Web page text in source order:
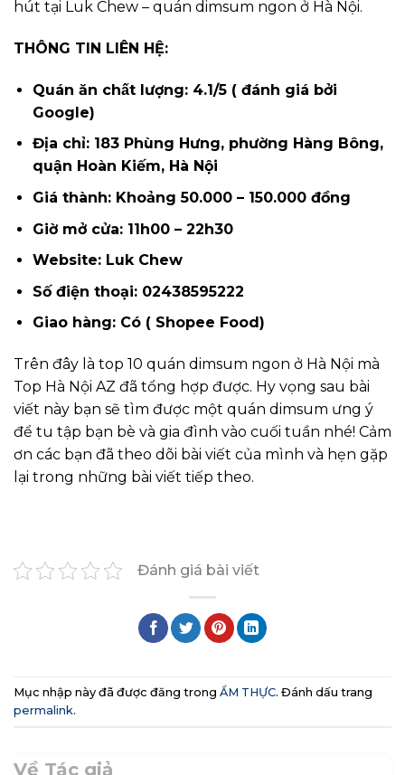
hút tại Luk Chew – quán dimsum ngon ở Hà Nội.
THÔNG TIN LIÊN HỆ:
Quán ăn chất lượng: 4.1/5 ( đánh giá bởi
Google)
Địa chỉ: 183 Phùng Hưng, phường Hàng Bông,
quận Hoàn Kiếm, Hà Nội
Giá thành: Khoảng 50.000 – 150.000 đồng
Giờ mở cửa: 11h00 – 22h30
Website: Luk Chew
Số điện thoại: 02438595222
Giao hàng: Có ( Shopee Food)
Trên đây là top 10 quán dimsum ngon ở Hà Nội mà
Top Hà Nội AZ đã tổng hợp được. Hy vọng sau bài
viết này bạn sẽ tìm được một quán dimsum ưng ý
để tu tập bạn bè và gia đình vào cuối tuần nhé! Cảm
ơn các bạn đã theo dõi bài viết của mình và hẹn gặp
lại trong những bài viết tiếp theo.
Đánh giá bài viết
Mục nhập này đã được đăng trong ẨM THỰC. Đánh dấu trang
permalink.
Về Tác giả